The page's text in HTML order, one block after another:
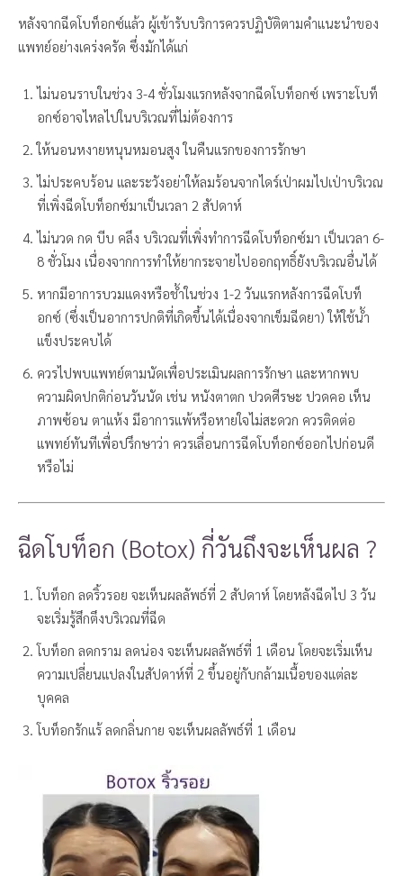
หลังจากฉีดโบท็อกซ์แล้ว ผู้เข้ารับบริการควรปฏิบัติตามคำแนะนำของ
แพทย์อย่างเคร่งครัด ซึ่งมักได้แก่
ไม่นอนราบในช่วง 3-4 ชั่วโมงแรกหลังจากฉีดโบท็อกซ์ เพราะโบท็
อกซ์อาจไหลไปในบริเวณที่ไม่ต้องการ
ให้นอนหงายหนุนหมอนสูง ในคืนแรกของการรักษา
ไม่ประคบร้อน และระวังอย่าให้ลมร้อนจากไดร์เป่าผมไปเป่าบริเวณ
ที่เพิ่งฉีดโบท็อกซ์มาเป็นเวลา 2 สัปดาห์
ไม่นวด กด บีบ คลึง บริเวณที่เพิ่งทำการฉีดโบท็อกซ์มา เป็นเวลา 6-
8 ชั่วโมง เนื่องจากการทำให้ยากระจายไปออกฤทธิ์ยังบริเวณอื่นได้
หากมีอาการบวมแดงหรือช้ำในช่วง 1-2 วันแรกหลังการฉีดโบท็
อกซ์ (ซึ่งเป็นอาการปกติที่เกิดขึ้นได้เนื่องจากเข็มฉีดยา) ให้ใช้น้ำ
แข็งประคบได้
ควรไปพบแพทย์ตามนัดเพื่อประเมินผลการรักษา และหากพบ
ความผิดปกติก่อนวันนัด เช่น หนังตาตก ปวดศีรษะ ปวดคอ เห็น
ภาพซ้อน ตาแห้ง มีอาการแพ้หรือหายใจไม่สะดวก ควรติดต่อ
แพทย์ทันทีเพื่อปรึกษาว่า ควรเลื่อนการฉีดโบท็อกซ์ออกไปก่อนดี
หรือไม่
ฉีดโบท็อก (Botox) กี่วันถึงจะเห็นผล ?
โบท็อก ลดริ้วรอย จะเห็นผลลัพธ์ที่ 2 สัปดาห์ โดยหลังฉีดไป 3 วัน
จะเริ่มรู้สึกตึงบริเวณที่ฉีด
โบท็อก ลดกราม ลดน่อง จะเห็นผลลัพธ์ที่ 1 เดือน โดยจะเริ่มเห็น
ความเปลี่ยนแปลงในสัปดาห์ที่ 2 ขึ้นอยู่กับกล้ามเนื้อของแต่ละ
บุคคล
โบท็อกรักแร้ ลดกลิ่นกาย จะเห็นผลลัพธ์ที่ 1 เดือน